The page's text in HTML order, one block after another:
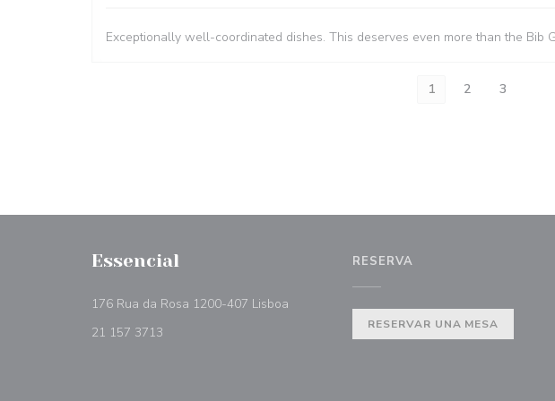
Exceptionally well-coordinated dishes. This deserves even more than the Bib
1 2 3
Essencial
176 Rua da Rosa 1200-407 Lisboa
21 157 3713
RESERVA
RESERVAR UNA MESA